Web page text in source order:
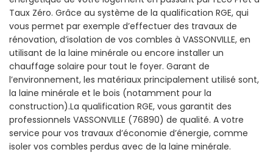
Taux Zéro. Grâce au système de la qualification RGE, qui
vous permet par exemple d’effectuer des travaux de
rénovation, d’isolation de vos combles à VASSONVILLE, en
utilisant de la laine minérale ou encore installer un
chauffage solaire pour tout le foyer. Garant de
l’environnement, les matériaux principalement utilisé sont,
la laine minérale et le bois (notamment pour la
construction).La qualification RGE, vous garantit des
professionnels VASSONVILLE (76890) de qualité. A votre
service pour vos travaux d’économie d’énergie, comme
isoler vos combles perdus avec de la laine minérale.